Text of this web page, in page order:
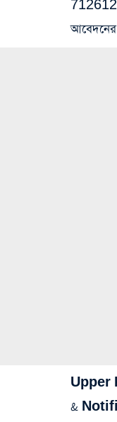
আবেদনের
Upper
&